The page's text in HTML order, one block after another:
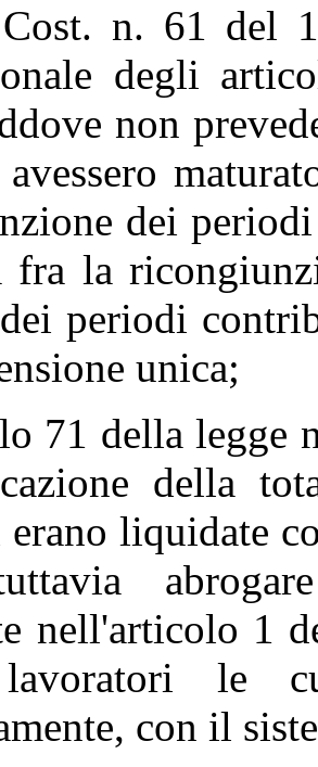
n. 61 del
degli
non
dei
fra la
periodi
unica;
71 della legge
della
erano liquidate
nell'articolo 1
le
con il